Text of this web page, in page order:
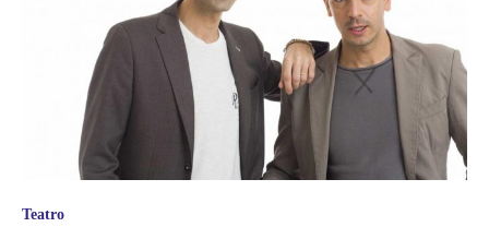
Teatro